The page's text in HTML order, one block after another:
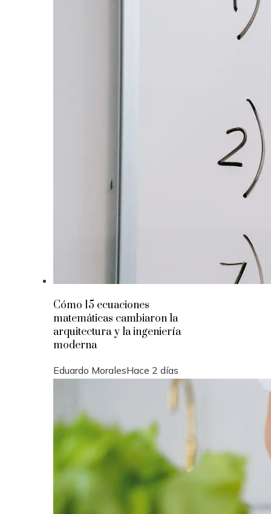
Cómo 15 ecuaciones
matemáticas cambiaron la
arquitectura y la ingeniería
moderna
Eduardo MoralesHace 2 días